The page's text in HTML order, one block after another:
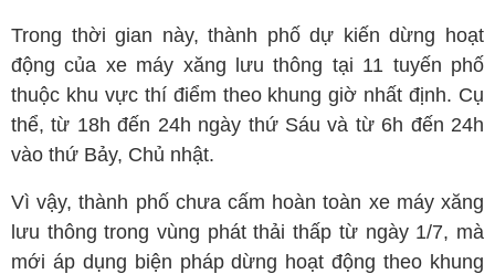
Trong thời gian này, thành phố dự kiến dừng hoạt
động của xe máy xăng lưu thông tại 11 tuyến phố
thuộc khu vực thí điểm theo khung giờ nhất định. Cụ
thể, từ 18h đến 24h ngày thứ Sáu và từ 6h đến 24h
vào thứ Bảy, Chủ nhật.
Vì vậy, thành phố chưa cấm hoàn toàn xe máy xăng
lưu thông trong vùng phát thải thấp từ ngày 1/7, mà
mới áp dụng biện pháp dừng hoạt động theo khung